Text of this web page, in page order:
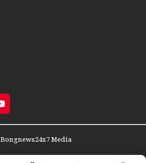
Bongnews24x7 Media